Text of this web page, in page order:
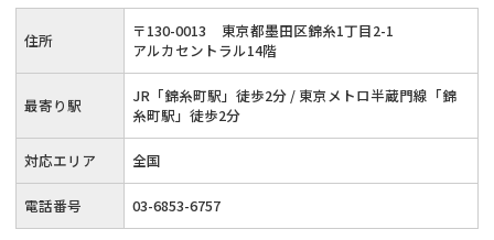
各手続きについて詳しく相談でき、生活再建に向けた法的支援
が受けられます。
住所 〒130-0013
東京都墨田区錦糸1丁目2-1
アルカセントラル14階
最寄り駅
JR「錦糸町駅」徒歩2分 / 東京メトロ半蔵門線「錦
糸町駅」徒歩2分
対応エリア 全国
電話番号 03-6853-6757